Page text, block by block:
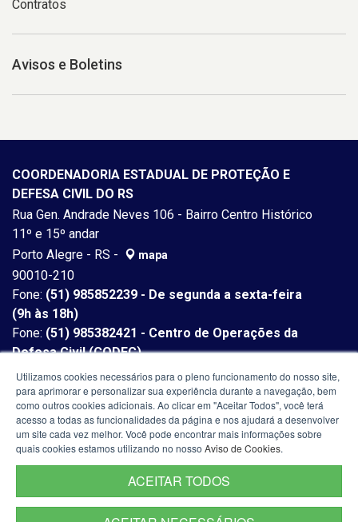
Contratos
Avisos e Boletins
COORDENADORIA ESTADUAL DE PROTEÇÃO E
DEFESA CIVIL DO RS
Rua Gen. Andrade Neves 106 - Bairro Centro Histórico
11º e 15º andar
Porto Alegre - RS -
mapa
90010-210
Fone: (51) 985852239 - De segunda a sexta-feira
(9h às 18h)
Fone: (51) 985382421 - Centro de Operações da
Defesa Civil (CODEC)
Utilizamos cookies necessários para o pleno funcionamento do nosso site,
para aprimorar e personalizar sua experiência durante a navegação, bem
como outros cookies adicionais. Ao clicar em "Aceitar Todos", você terá
acesso a todas as funcionalidades da página e nos ajudará a desenvolver
um site cada vez melhor. Você pode encontrar mais informações sobre
quais cookies estamos utilizando no nosso Aviso de Cookies.
ACEITAR TODOS